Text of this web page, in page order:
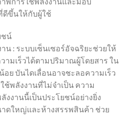
ดีขึ้นให้กับผู้ใช้
ชน์
น : ระบบเซ็นเซอร์อัจฉริยะช่วยให้
ามเร็วได้ตามปริมาณผู้โดยสาร ใน
ย บันไดเลื่อนอาจชะลอความเร็ว
พลังงานที่ไม่จำเป็น ความ
งงานนี้เป็นประโยชน์อย่างยิ่ง
ดใหญ่และห้างสรรพสินค้า ช่วย